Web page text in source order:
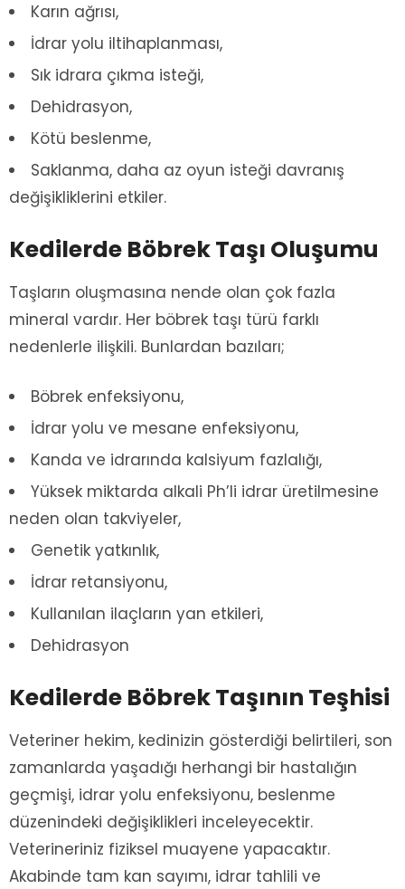
Karın ağrısı,
İdrar yolu iltihaplanması,
Sık idrara çıkma isteği,
Dehidrasyon,
Kötü beslenme,
Saklanma, daha az oyun isteği davranış
değişikliklerini etkiler.
Kedilerde Böbrek Taşı Oluşumu
Taşların oluşmasına nende olan çok fazla
mineral vardır. Her böbrek taşı türü farklı
nedenlerle ilişkili. Bunlardan bazıları;
Böbrek enfeksiyonu,
İdrar yolu ve mesane enfeksiyonu,
Kanda ve idrarında kalsiyum fazlalığı,
Yüksek miktarda alkali Ph’li idrar üretilmesine
neden olan takviyeler,
Genetik yatkınlık,
İdrar retansiyonu,
Kullanılan ilaçların yan etkileri,
Dehidrasyon
Kedilerde Böbrek Taşının Teşhisi
Veteriner hekim, kedinizin gösterdiği belirtileri, son
zamanlarda yaşadığı herhangi bir hastalığın
geçmişi, idrar yolu enfeksiyonu, beslenme
düzenindeki değişiklikleri inceleyecektir.
Veterineriniz fiziksel muayene yapacaktır.
Akabinde tam kan sayımı, idrar tahlili ve